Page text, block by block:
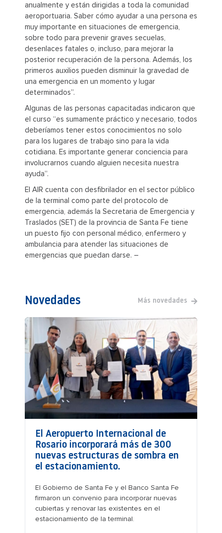
anualmente y están dirigidas a toda la comunidad
aeroportuaria. Saber cómo ayudar a una persona es
muy importante en situaciones de emergencia,
sobre todo para prevenir graves secuelas,
desenlaces fatales o, incluso, para mejorar la
posterior recuperación de la persona. Además, los
primeros auxilios pueden disminuir la gravedad de
una emergencia en un momento y lugar
determinados”.
Algunas de las personas capacitadas indicaron que
el curso “es sumamente práctico y necesario, todos
deberíamos tener estos conocimientos no solo
para los lugares de trabajo sino para la vida
cotidiana. Es importante generar conciencia para
involucrarnos cuando alguien necesita nuestra
ayuda”.
El AIR cuenta con desfibrilador en el sector público
de la terminal como parte del protocolo de
emergencia, además la Secretaria de Emergencia y
Traslados (SET) de la provincia de Santa Fe tiene
un puesto fijo con personal médico, enfermero y
ambulancia para atender las situaciones de
emergencias que puedan darse. –
Novedades Más novedades
El Aeropuerto Internacional de
Rosario incorporará más de 300
nuevas estructuras de sombra en
el estacionamiento.
El Gobierno de Santa Fe y el Banco Santa Fe
firmaron un convenio para incorporar nuevas
cubiertas y renovar las existentes en el
estacionamiento de la terminal.